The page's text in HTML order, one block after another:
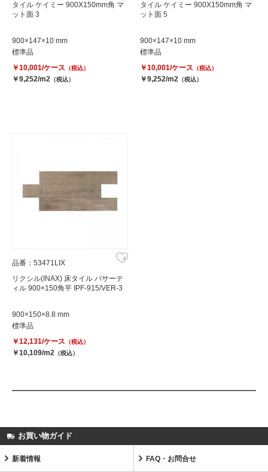
タイル ケイミー 900X150mm角 マ
ット面 3
900×147×10 mm
標準品
￥10,001/ケース （税込）
￥9,252/m2 （税込）
タイル ケイミー 900X150mm角 マ
ット面 5
900×147×10 mm
標準品
￥10,001/ケース （税込）
￥9,252/m2 （税込）
品番：53471LIX
リクシル(INAX) 床タイル バサーテ
ィル 900×150角平 IPF-915/VER-3
900×150×8.8 mm
標準品
￥12,131/ケース （税込）
￥10,109/m2 （税込）
お買い物ガイド
新着情報 FAQ・お問合せ